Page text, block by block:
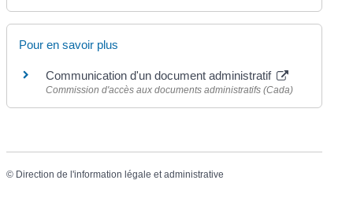
Pour en savoir plus
Communication d'un document administratif
Commission d'accès aux documents administratifs (Cada)
© Direction de l'information légale et administrative